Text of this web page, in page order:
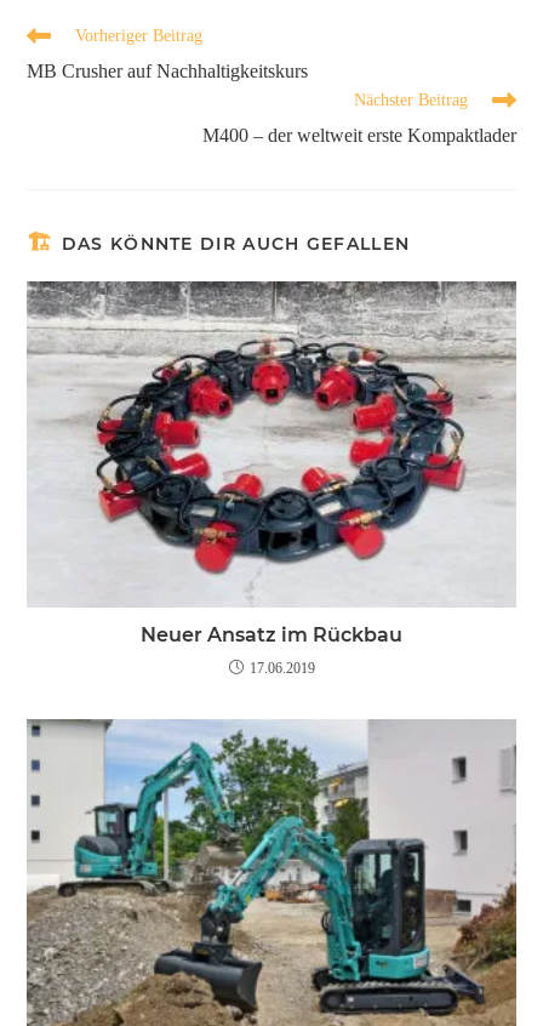
Vorheriger Beitrag
MB Crusher auf Nachhaltigkeitskurs
Nächster Beitrag
M400 – der weltweit erste Kompaktlader
DAS KÖNNTE DIR AUCH GEFALLEN
Neuer Ansatz im Rückbau
17.06.2019